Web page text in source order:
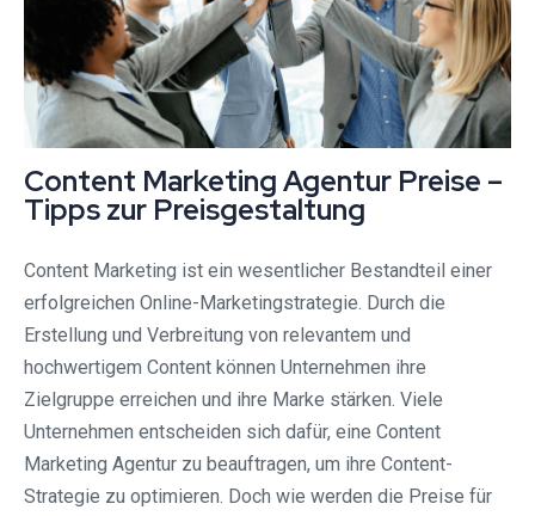
Content Marketing Agentur Preise –
Tipps zur Preisgestaltung
Content Marketing ist ein wesentlicher Bestandteil einer
erfolgreichen Online-Marketingstrategie. Durch die
Erstellung und Verbreitung von relevantem und
hochwertigem Content können Unternehmen ihre
Zielgruppe erreichen und ihre Marke stärken. Viele
Unternehmen entscheiden sich dafür, eine Content
Marketing Agentur zu beauftragen, um ihre Content-
Strategie zu optimieren. Doch wie werden die Preise für